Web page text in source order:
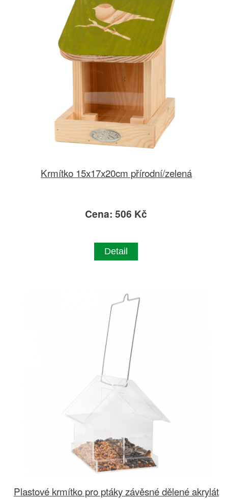
Krmítko 15x17x20cm přírodní/zelená
Cena: 506 Kč
Detail
Plastové krmítko pro ptáky závěsné dělené akrylát